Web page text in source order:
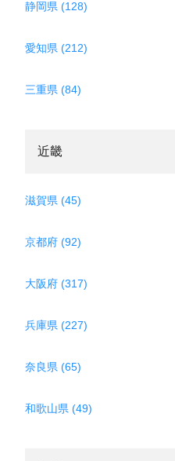
静岡県 (128)
愛知県 (212)
三重県 (84)
近畿
滋賀県 (45)
京都府 (92)
大阪府 (317)
兵庫県 (227)
奈良県 (65)
和歌山県 (49)